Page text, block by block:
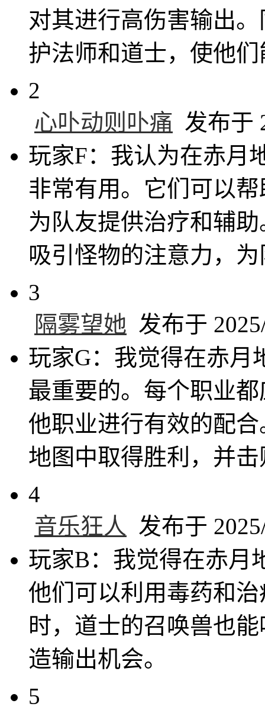
对其进行高伤害输出
护法师和道士，使他
2
心卟动则卟痛 发布于
玩家F：我认为在赤月
非常有用。它们可以
为队友提供治疗和辅
吸引怪物的注意力，
3
隔雾望她 发布于
玩家G：我觉得在赤月
最重要的。每个职业
他职业进行有效的配
地图中取得胜利，并
4
音乐狂人
发布于
玩家B：我觉得在赤月
他们可以利用毒药和
时，道士的召唤兽也
造输出机会。
5